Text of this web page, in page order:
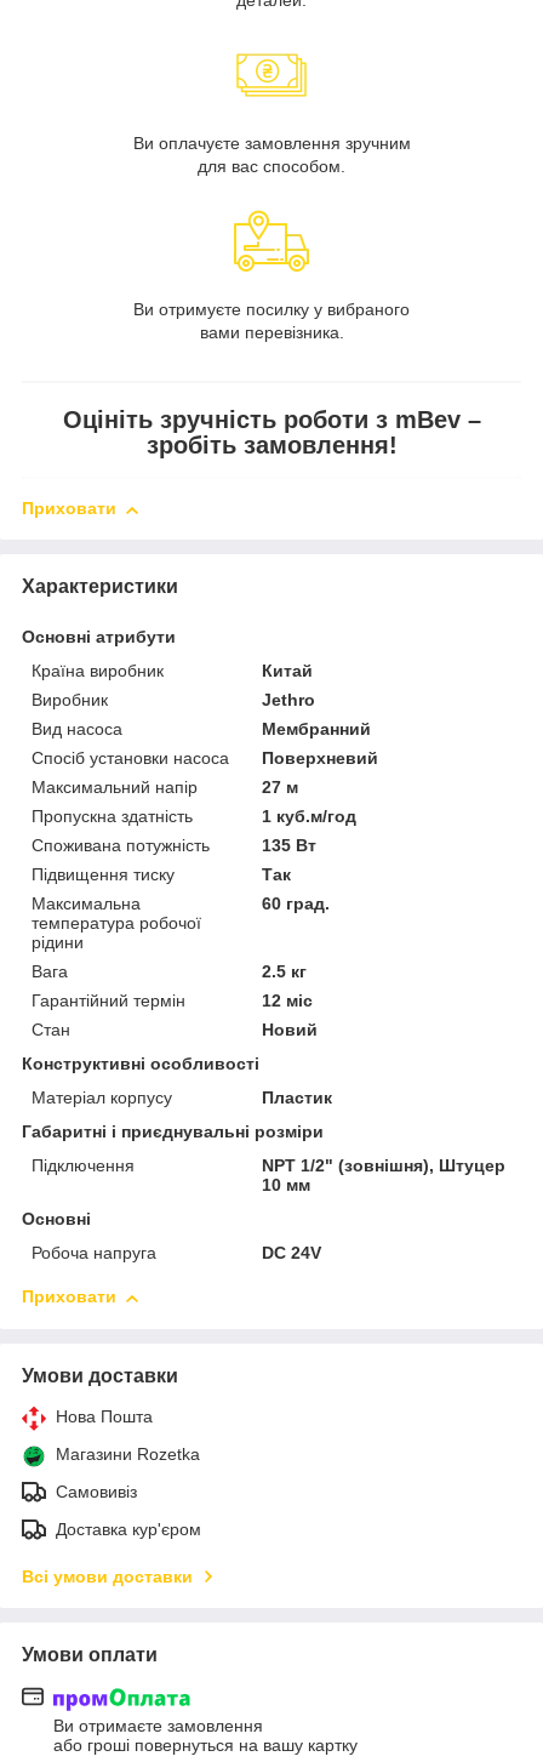
Ви оплачуєте замовлення зручним
для вас способом.
Ви отримуєте посилку у вибраного
вами перевізника.
Оцініть зручність роботи з mBev –
зробіть замовлення!
Приховати
Характеристики
Основні атрибути
Країна виробник
Китай
Виробник
Jethro
Вид насоса
Мембранний
Спосіб установки насоса
Поверхневий
Максимальний напір
27 м
Пропускна здатність
1 куб.м/год
Споживана потужність
135 Вт
Підвищення тиску
Так
Максимальна
температура робочої
рідини
60 град.
Вага
2.5 кг
Гарантійний термін
12 міс
Стан
Новий
Конструктивні особливості
Матеріал корпусу
Пластик
Габаритні і приєднувальні розміри
Підключення
NPT 1/2" (зовнішня), Штуцер
10 мм
Основні
Робоча напруга
DC 24V
Приховати
Умови доставки
Нова Пошта
Магазини Rozetka
Самовивіз
Доставка кур'єром
Всі умови доставки
Умови оплати
Ви отримаєте замовлення
або гроші повернуться на вашу картку